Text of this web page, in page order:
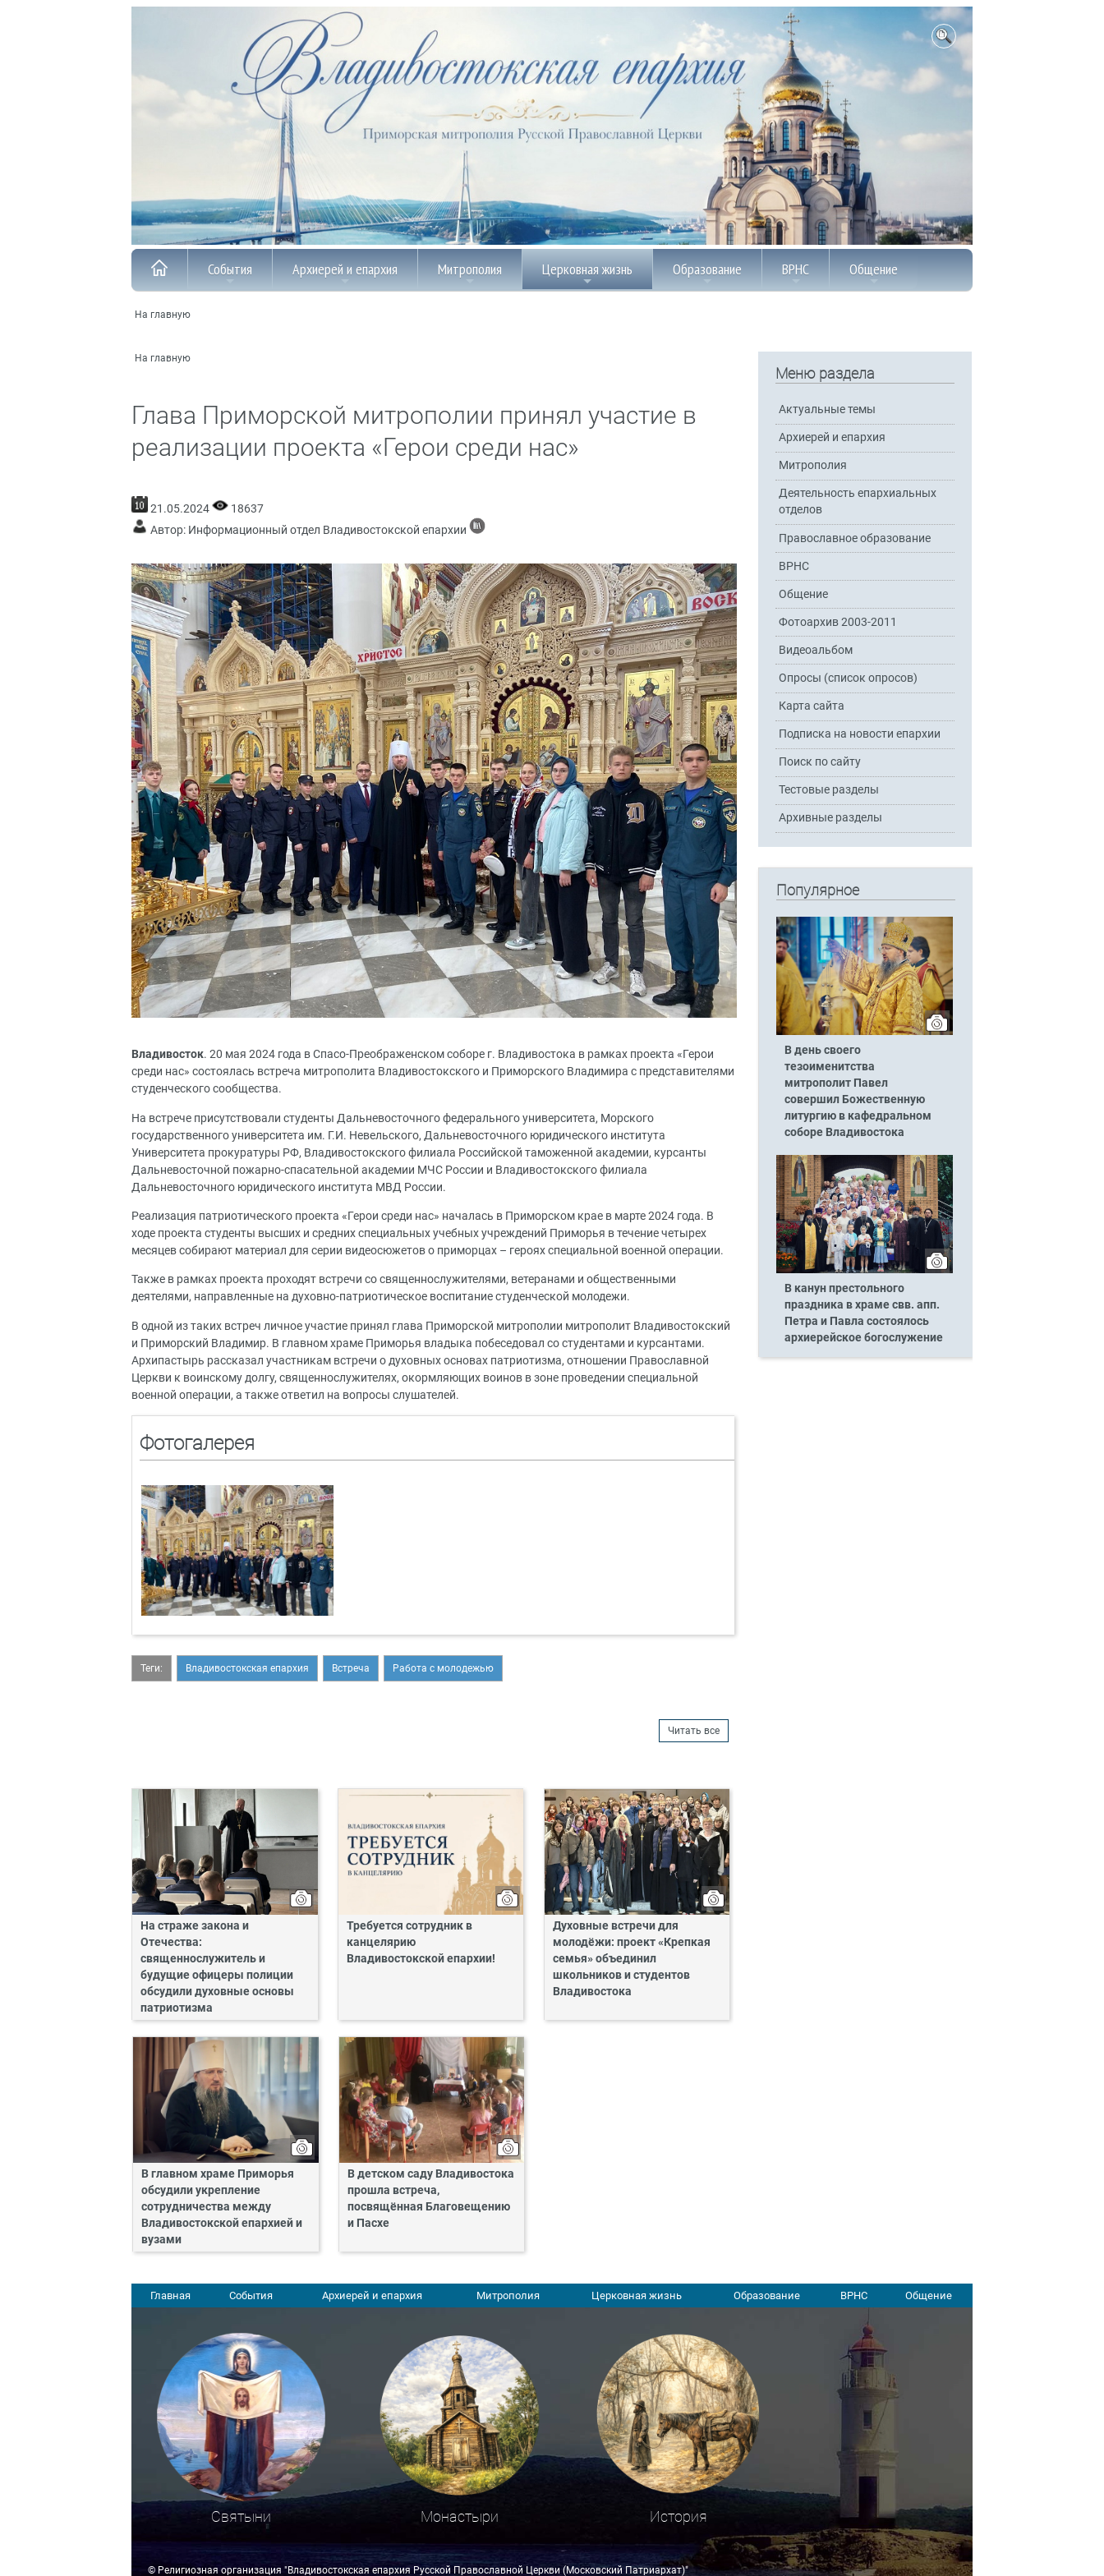
События Архиерей и епархия Митрополия Церковная жизнь Образование ВРНС Общение
На главную
На главную
Глава Приморской митрополии принял участие в
реализации проекта «Герои среди нас»
21.05.2024
18637
Автор: Информационный отдел Владивостокской епархии
Владивосток. 20 мая 2024 года в Спасо-Преображенском соборе г. Владивостока в рамках проекта «Герои
среди нас» состоялась встреча митрополита Владивостокского и Приморского Владимира с представителями
студенческого сообщества.
На встрече присутствовали студенты Дальневосточного федерального университета, Морского
государственного университета им. Г.И. Невельского, Дальневосточного юридического института
Университета прокуратуры РФ, Владивостокского филиала Российской таможенной академии, курсанты
Дальневосточной пожарно-спасательной академии МЧС России и Владивостокского филиала
Дальневосточного юридического института МВД России.
Реализация патриотического проекта «Герои среди нас» началась в Приморском крае в марте 2024 года. В
ходе проекта студенты высших и средних специальных учебных учреждений Приморья в течение четырех
месяцев собирают материал для серии видеосюжетов о приморцах – героях специальной военной операции.
Также в рамках проекта проходят встречи со священнослужителями, ветеранами и общественными
деятелями, направленные на духовно-патриотическое воспитание студенческой молодежи.
В одной из таких встреч личное участие принял глава Приморской митрополии митрополит Владивостокский
и Приморский Владимир. В главном храме Приморья владыка побеседовал со студентами и курсантами.
Архипастырь рассказал участникам встречи о духовных основах патриотизма, отношении Православной
Церкви к воинскому долгу, священнослужителях, окормляющих воинов в зоне проведении специальной
военной операции, а также ответил на вопросы слушателей.
Фотогалерея
Теги: Владивостокская епархия Встреча Работа с молодежью
Читать все
На страже закона и
Отечества:
священнослужитель и
будущие офицеры полиции
обсудили духовные основы
патриотизма
Требуется сотрудник в
канцелярию
Владивостокской епархии!
Духовные встречи для
молодёжи: проект «Крепкая
семья» объединил
школьников и студентов
Владивостока
В главном храме Приморья
обсудили укрепление
сотрудничества между
Владивостокской епархией и
вузами
В детском саду Владивостока
прошла встреча,
посвящённая Благовещению
и Пасхе
Меню раздела
Актуальные темы
Архиерей и епархия
Митрополия
Деятельность епархиальных
отделов
Православное образование
ВРНС
Общение
Фотоархив 2003-2011
Видеоальбом
Опросы (список опросов)
Карта сайта
Подписка на новости епархии
Поиск по сайту
Тестовые разделы
Архивные разделы
Популярное
В день своего
тезоименитства
митрополит Павел
совершил Божественную
литургию в кафедральном
соборе Владивостока
В канун престольного
праздника в храме свв. апп.
Петра и Павла состоялось
архиерейское богослужение
Главная События Архиерей и епархия Митрополия Церковная жизнь Образование ВРНС Общение
Святыни Монастыри История
© Религиозная организация "Владивостокская епархия Русской Православной Церкви (Московский Патриархат)"